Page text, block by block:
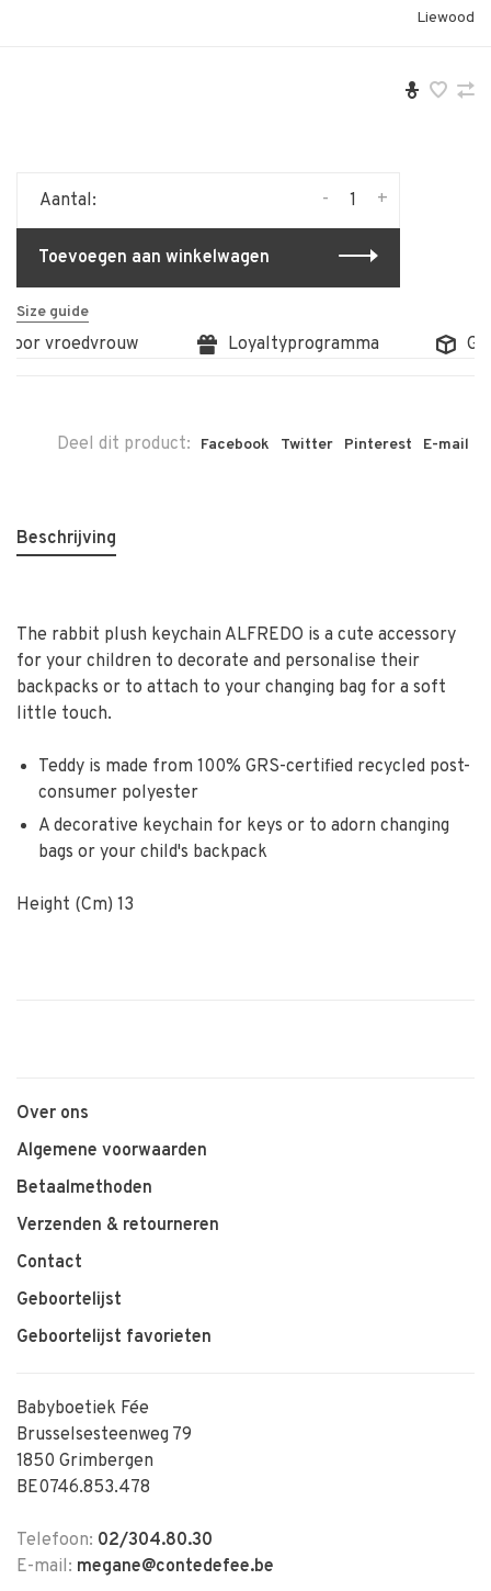
Liewood
Aantal: +
-
Toevoegen aan winkelwagen
Size guide
vroedvrouw Loyaltyprogramma
Deel dit product: Facebook Twitter Pinterest E-mail
Beschrijving
The rabbit plush keychain ALFREDO is a cute accessory
for your children to decorate and personalise their
backpacks or to attach to your changing bag for a soft
little touch.
Teddy is made from 100% GRS-certified recycled post-
consumer polyester
A decorative keychain for keys or to adorn changing
bags or your child's backpack
Height (Cm) 13
Over ons
Algemene voorwaarden
Betaalmethoden
Verzenden & retourneren
Contact
Geboortelijst
Geboortelijst favorieten
Babyboetiek Fée
Brusselsesteenweg 79
1850 Grimbergen
BE0746.853.478
Telefoon: 02/304.80.30
E-mail: megane@contedefee.be